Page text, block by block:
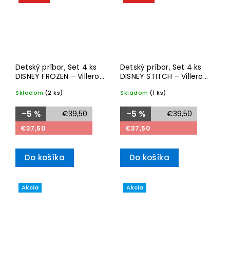
Detský príbor, Set 4 ks
DISNEY FROZEN – Villeroy
Skladom (2 ks)
€39,50
–5 %
€37,50
Do košíka
Detský príbor, Set 4 ks
DISNEY STITCH – Villeroy
Skladom (1 ks)
€39,50
–5 %
€37,50
Do košíka
Akcia Akcia